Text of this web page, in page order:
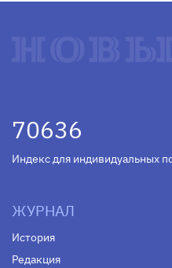
70636
Индекс для индивидуальных
ЖУРНАЛ
История
Редакция